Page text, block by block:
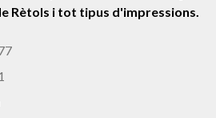
Rètols i tot tipus d'impressions.